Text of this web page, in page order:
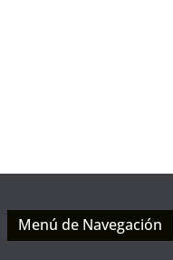
Menú de Navegación